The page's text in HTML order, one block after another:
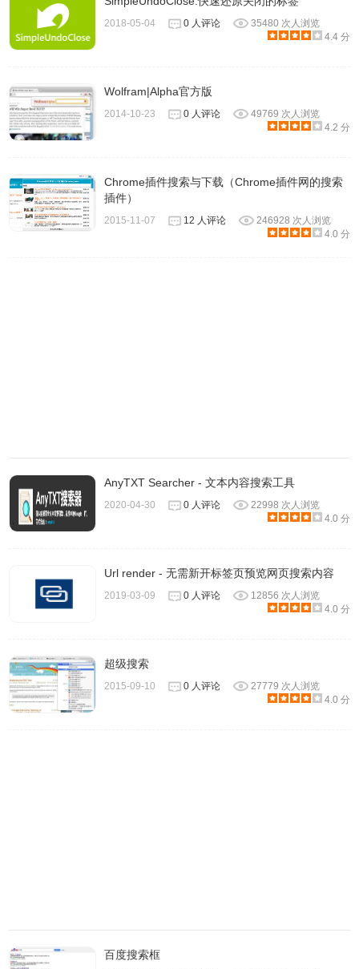
藏”属性选择“否”。
文件时间： 允许您搜索在指定时间范围内创建，修改或访问
的文件。您可以指定准确的时间范围（例如：10/12/2008
分钟/小时/天数。例如，您可以搜索过去10分钟内已修改的
所有文件。
搜索子文件夹： 如果选中此选项，SearchMyFiles将扫描指
查找文件夹： 如果选中此选项，SearchMyFiles将根据其他
搜索选项搜索文件夹。如果未选择此选项，则
SearchMyFiles将仅搜索文件。
和一般的搜索工具不太一样，它将搜索结果与搜索条件分为
了两个窗口：
2018-05-04 0 人评论
35480 次人浏览
4.4 分
Wolfram|Alpha官方版
2014-10-23 0 人评论
49769 次人浏览
4.2 分
Chrome插件搜索与下载（Chrome插件网的搜索
插件）
2015-11-07 12 人评论
246928 次人浏览
4.0 分
AnyTXT Searcher - 文本内容搜索工具
2020-04-30 0 人评论
22998 次人浏览
4.0 分
Url render - 无需新开标签页预览网页搜索内容
2019-03-09 0 人评论
12856 次人浏览
4.0 分
超级搜索
2015-09-10 0 人评论
27779 次人浏览
4.0 分
百度搜索框